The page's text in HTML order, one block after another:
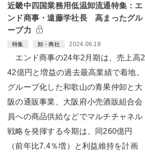
近畿中四国業務用低温卸流通特集：エ
ンド商事・遠藤学社長 高まったグル
ープ力
特集 卸・商社 2024.06.18
エンド商事の24年2月期は、売上高2
42億円と増益の過去最高業績で着地。
グループ化した和歌山の青果仲卸と大
阪の通販事業、大阪府小売酒販組合会
員への商品供給などでマルチチャネル
戦略を発揮する今期は、同260億円
（前年比7.4％増）と利益維持を計画